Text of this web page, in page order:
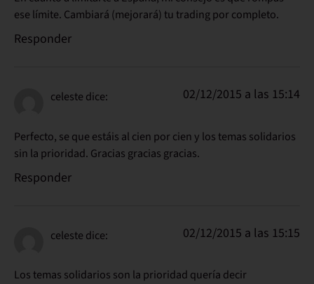
ese límite. Cambiará (mejorará) tu trading por completo.
Responder
celeste dice: 02/12/2015 a las 15:14
Perfecto, se que estáis al cien por cien y los temas solidarios
sin la prioridad. Gracias gracias gracias.
Responder
celeste dice: 02/12/2015 a las 15:15
Los temas solidarios son la prioridad quería decir